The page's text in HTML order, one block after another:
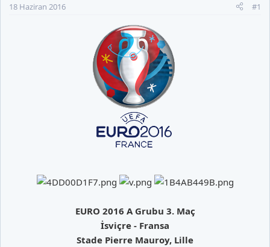
18 Haziran 2016 #1
EURO 2016 A Grubu 3. Maç
İsviçre - Fransa
Stade Pierre Mauroy, Lille